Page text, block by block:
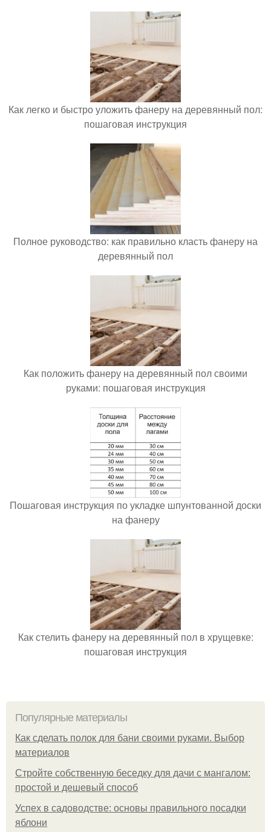
Как легко и быстро уложить фанеру на деревянный пол:
пошаговая инструкция
Полное руководство: как правильно класть фанеру на
деревянный пол
Как положить фанеру на деревянный пол своими
руками: пошаговая инструкция
Пошаговая инструкция по укладке шпунтованной доски
на фанеру
Как стелить фанеру на деревянный пол в хрущевке:
пошаговая инструкция
Популярные материалы
Как сделать полок для бани своими руками. Выбор
материалов
Стройте собственную беседку для дачи с мангалом:
простой и дешевый способ
Успех в садоводстве: основы правильного посадки
яблони